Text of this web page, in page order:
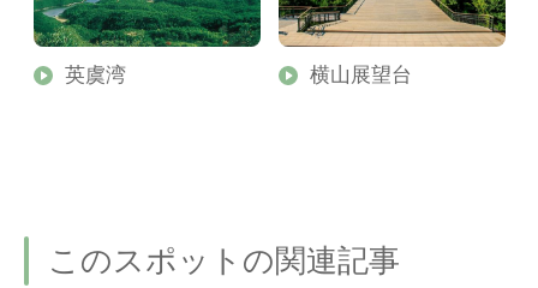
英虞湾 横山展望台
このスポットの関連記事